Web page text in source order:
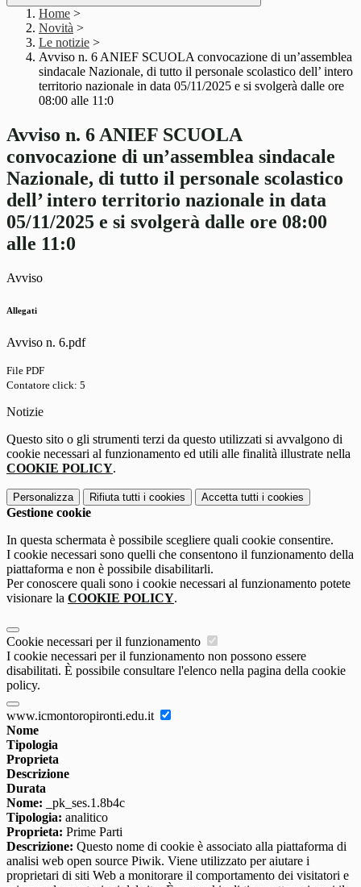
Home >
Novità >
Le notizie >
Avviso n. 6 ANIEF SCUOLA convocazione di un’assemblea
sindacale Nazionale, di tutto il personale scolastico dell’ intero
territorio nazionale in data 05/11/2025 e si svolgerà dalle ore
08:00 alle 11:0
Avviso n. 6 ANIEF SCUOLA
convocazione di un’assemblea sindacale
Nazionale, di tutto il personale scolastico
dell’ intero territorio nazionale in data
05/11/2025 e si svolgerà dalle ore 08:00
alle 11:0
Avviso
Allegati
Avviso n. 6.pdf
File PDF
Contatore click: 5
Notizie
Questo sito o gli strumenti terzi da questo utilizzati si avvalgono di
cookie necessari al funzionamento ed utili alle finalità illustrate nella
COOKIE POLICY.
Personalizza Rifiuta tutti i cookies Accetta tutti i cookies
Gestione cookie
In questa schermata è possibile scegliere quali cookie consentire.
I cookie necessari sono quelli che consentono il funzionamento della
piattaforma e non è possibile disabilitarli.
Per conoscere quali sono i cookie necessari al funzionamento potete
visionare la COOKIE POLICY.
Cookie necessari per il funzionamento
I cookie necessari per il funzionamento non possono essere
disabilitati. È possibile consultare l'elenco nella pagina della cookie
policy.
www.icmontoropironti.edu.it
Nome
Tipologia
Proprieta
Descrizione
Durata
Nome: _pk_ses.1.8b4c
Tipologia: analitico
Proprieta: Prime Parti
Descrizione: Questo nome di cookie è associato alla piattaforma di
analisi web open source Piwik. Viene utilizzato per aiutare i
proprietari di siti Web a monitorare il comportamento dei visitatori e